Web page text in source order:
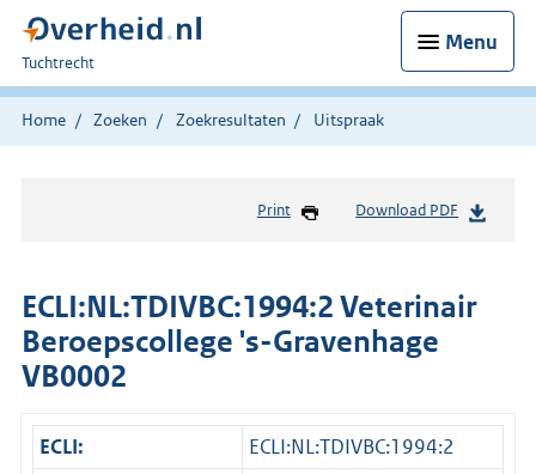
Menu
U
bent
hier:
Tuchtrecht
Home Zoeken Zoekresultaten Uitspraak
Print Download PDF
ECLI:NL:TDIVBC:1994:2 Veterinair
Beroepscollege 's-Gravenhage
VB0002
ECLI:
ECLI:NL:TDIVBC:1994:2